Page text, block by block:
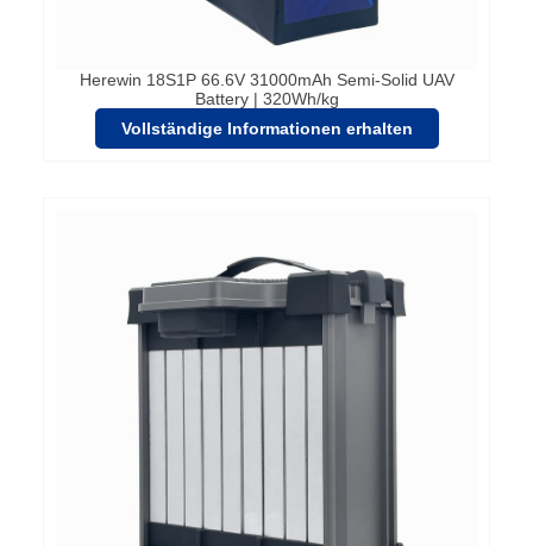
Herewin 18S1P 66.6V 31000mAh Semi-Solid UAV
Battery | 320Wh/kg
Vollständige Informationen erhalten